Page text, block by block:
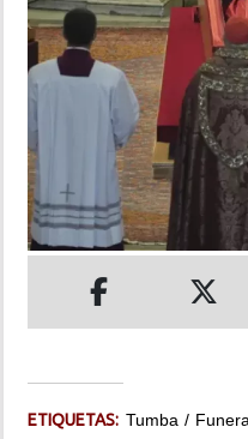
DEPORTES
MUNDO
INSÓLITAS
MULTIMEDIA
IMPRESO
ETIQUETAS: Tumba